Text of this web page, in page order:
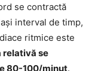
se contractă
interval de timp,
ritmice este
relativă se
80-100/minut.